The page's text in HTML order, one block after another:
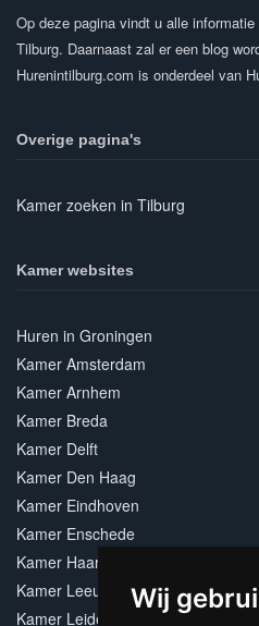
Wij
Op deze pagina vindt u alle
Tilburg. Daarnaast zal er een blog
Hurenintilburg.com is onderdeel van
Overige pagina's
Kamer zoeken in Tilburg
Kamer websites
Huren in Groningen
Kamer Amsterdam
Kamer Arnhem
Kamer Breda
Kamer Delft
Kamer Den Haag
Kamer Eindhoven
Kamer Enschede
Kamer Haarlem
Kamer Leeuwarden
Kamer Leiden